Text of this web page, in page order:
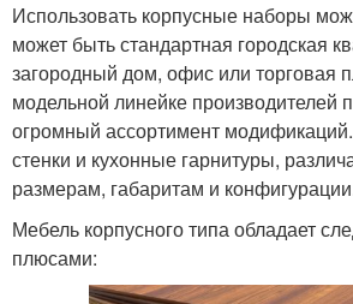
Использовать корпусные наборы
может быть стандартная городская
загородный дом, офис или торговая
модельной линейке производителей
огромный ассортимент
стенки и кухонные гарнитуры,
размерам, габаритам и
Мебель корпусного типа обладает
плюсами: